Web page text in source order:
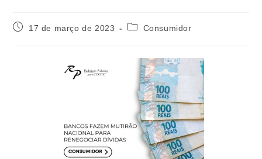
Post17 de março de 2023
Categoria
Consumidor